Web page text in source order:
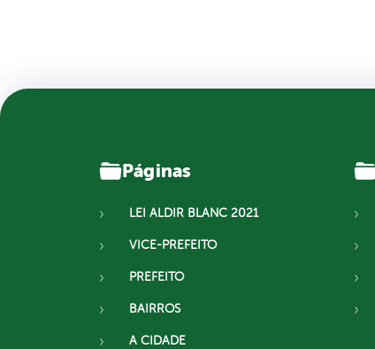
Páginas
LEI ALDIR BLANC 2021
VICE-PREFEITO
PREFEITO
BAIRROS
A CIDADE